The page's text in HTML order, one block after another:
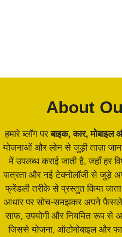
About
हमारे ब्लॉग परबाइक, कार, मोबाइल
योजनाओं और लोन से जुड़ी ताज़ा
में उपलब्ध कराई जाती है, जहाँ हर
पात्रता और नई टेक्नोलॉजी से
फ्रेंडली तरीके से प्रस्तुत किया
आधार पर सोच-समझकर अपने फैसले
साफ, उपयोगी और नियमित रूप से
जिससे योजना, ऑटोमोबाइल और